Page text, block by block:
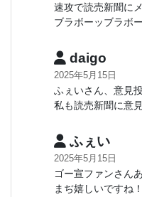
速攻で読売新聞に
ブラボーッブラボ
daigo
2025年5月15日
ふぇいさん、意見
私も読売新聞に意
ふぇい
2025年5月15日
ゴー宣ファンさん
まぢ嬉しいですね！